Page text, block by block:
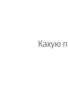
Какую